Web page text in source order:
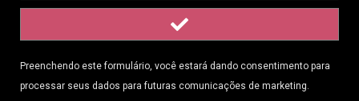
Preenchendo este formulário, você estará dando consentimento para
processar seus dados para futuras comunicações de marketing.